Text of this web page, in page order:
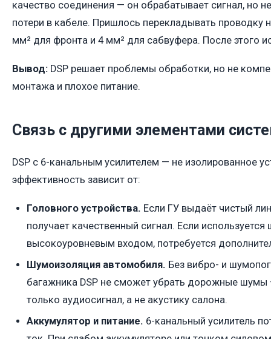
качество соединения — он обрабатывает сигнал, но
потери в кабеле. Пришлось перекладывать проводку
мм² для фронта и 4 мм² для сабвуфера. После этого
Вывод: DSP решает проблемы обработки, но не
монтажа и плохое питание.
Связь с другими элементами
DSP с 6-канальным усилителем — не изолированное
эффективность зависит от:
Головного устройства. Если ГУ выдаёт чистый
получает качественный сигнал. Если
высокоуровневым входом, потребуется
Шумоизоляция автомобиля. Без вибро- и
багажника DSP не сможет убрать дорожные шумы
только аудиосигнал, а не акустику салона.
Аккумулятор и питание. 6-канальный усилитель